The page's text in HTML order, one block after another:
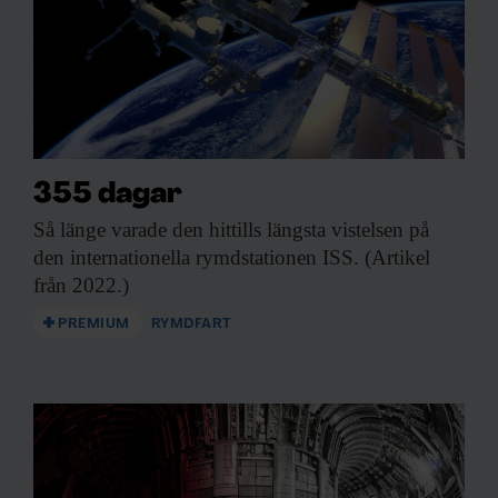
355 dagar
Så länge varade den hittills längsta vistelsen på
den internationella rymdstationen ISS. (Artikel
från 2022.)
PREMIUM RYMDFART